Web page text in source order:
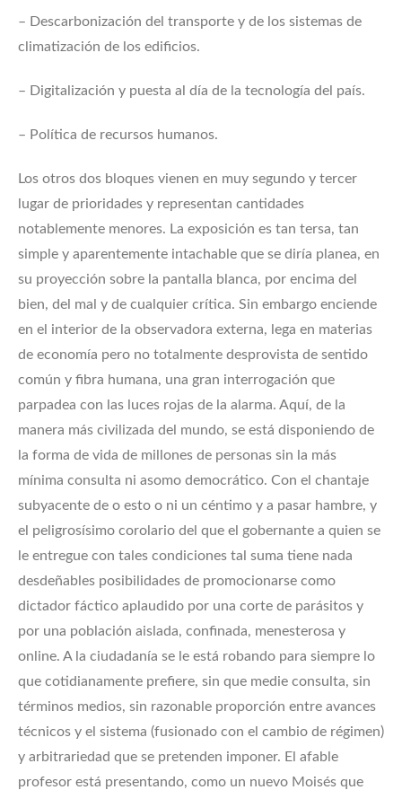
– Descarbonización del transporte y de los sistemas de
climatización de los edificios.
– Digitalización y puesta al día de la tecnología del país.
– Política de recursos humanos.
Los otros dos bloques vienen en muy segundo y tercer
lugar de prioridades y representan cantidades
notablemente menores. La exposición es tan tersa, tan
simple y aparentemente intachable que se diría planea, en
su proyección sobre la pantalla blanca, por encima del
bien, del mal y de cualquier crítica. Sin embargo enciende
en el interior de la observadora externa, lega en materias
de economía pero no totalmente desprovista de sentido
común y fibra humana, una gran interrogación que
parpadea con las luces rojas de la alarma. Aquí, de la
manera más civilizada del mundo, se está disponiendo de
la forma de vida de millones de personas sin la más
mínima consulta ni asomo democrático. Con el chantaje
subyacente de o esto o ni un céntimo y a pasar hambre, y
el peligrosísimo corolario del que el gobernante a quien se
le entregue con tales condiciones tal suma tiene nada
desdeñables posibilidades de promocionarse como
dictador fáctico aplaudido por una corte de parásitos y
por una población aislada, confinada, menesterosa y
online. A la ciudadanía se le está robando para siempre lo
que cotidianamente prefiere, sin que medie consulta, sin
términos medios, sin razonable proporción entre avances
técnicos y el sistema (fusionado con el cambio de régimen)
y arbitrariedad que se pretenden imponer. El afable
profesor está presentando, como un nuevo Moisés que